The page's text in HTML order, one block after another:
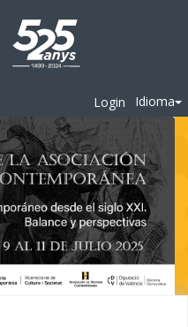
Login Idioma